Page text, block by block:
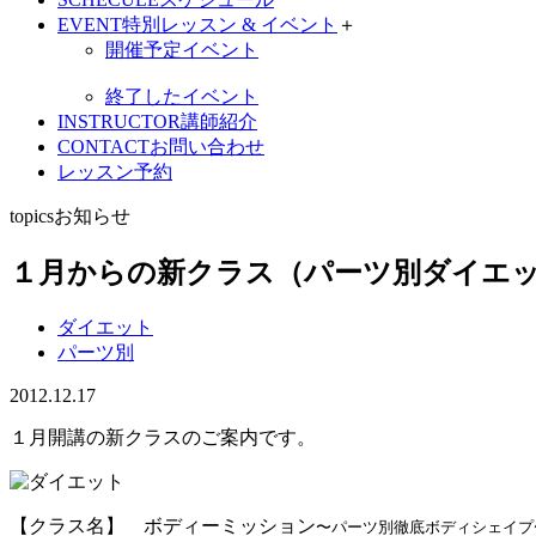
EVENT特別レッスン & イベント ＋
開催予定イベント
終了したイベント
INSTRUCTOR講師紹介
CONTACTお問い合わせ
レッスン予約
topicsお知らせ
１月からの新クラス（パーツ別ダイエッ
ダイエット
パーツ別
2012.12.17
１月開講の新クラスのご案内です。
【クラス名】 ボディーミッション〜パーツ別徹底ボディシェイ